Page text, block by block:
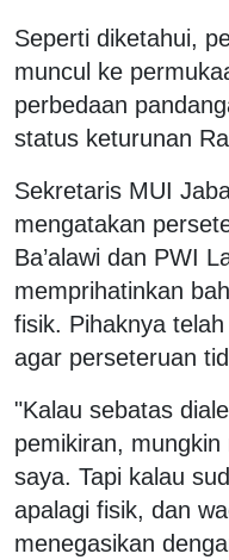
Seperti diketahui,
muncul ke
perbedaan
status keturunan
Sekretaris MUI
mengatakan
Ba’alawi dan PWI
memprihatinkan
fisik. Pihaknya
agar perseteruan
"Kalau sebatas
pemikiran,
saya. Tapi kalau
apalagi fisik, dan
menegasikan